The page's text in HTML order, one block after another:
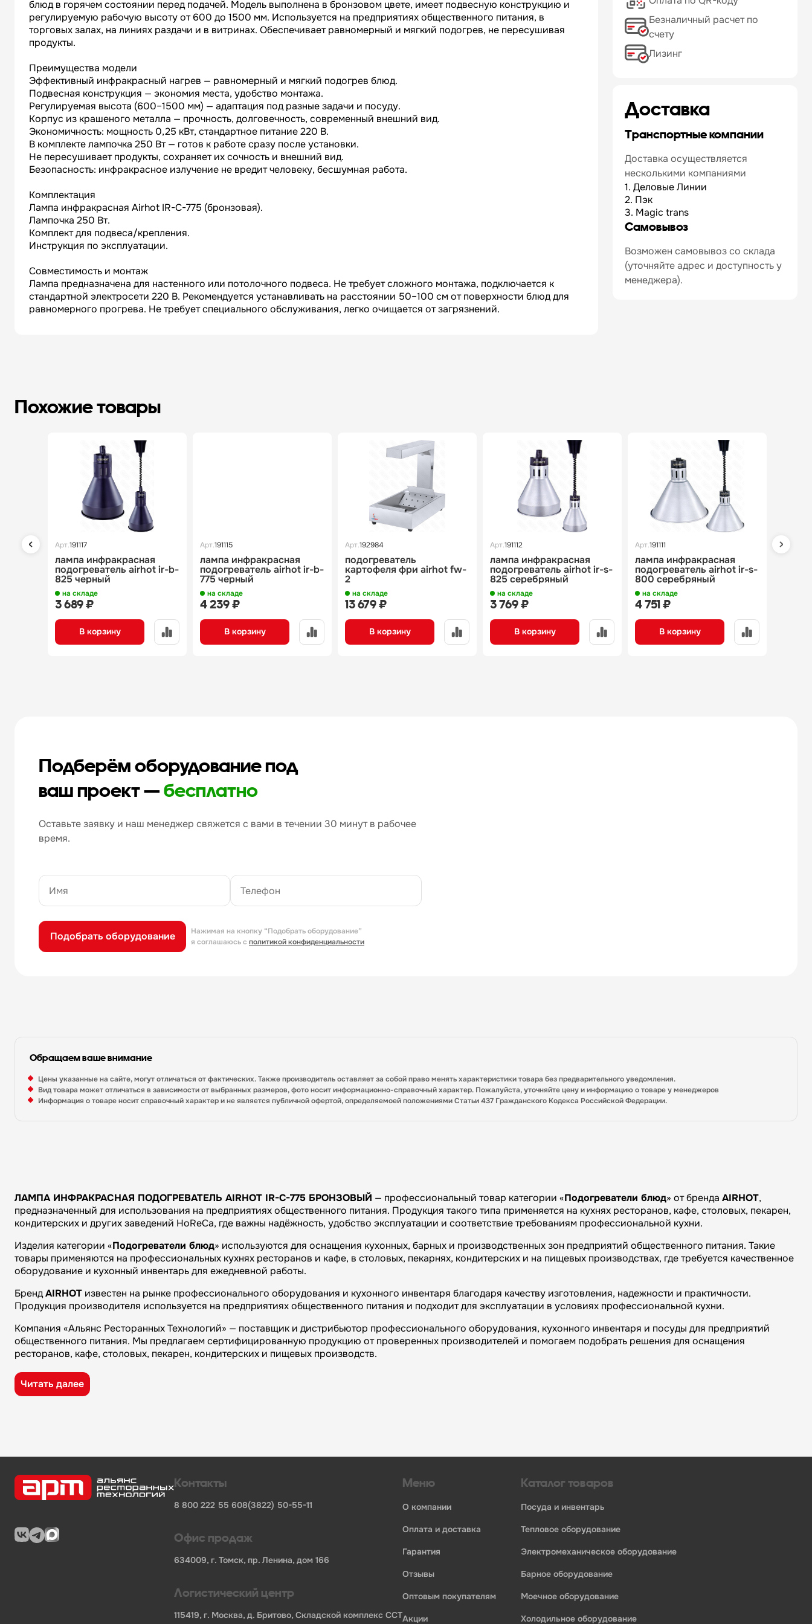
Безналичный расчет по
счету
Лизинг
Доставка
Транспортные компании
Доставка осуществляется
несколькими компаниями
1. Деловые Линии
2. Пэк
3. Magic trans
Самовывоз
Возможен самовывоз со склада
(уточняйте адрес и доступность у
менеджера).
блюд в горячем состоянии перед подачей. Модель выполнена в бронзовом цвете, имеет подвесную конструкцию и
регулируемую рабочую высоту от 600 до 1500 мм. Используется на предприятиях общественного питания, в
торговых залах, на линиях раздачи и в витринах. Обеспечивает равномерный и мягкий подогрев, не пересушивая
продукты.
Преимущества модели
Эффективный инфракрасный нагрев — равномерный и мягкий подогрев блюд.
Подвесная конструкция — экономия места, удобство монтажа.
Регулируемая высота (600–1500 мм) — адаптация под разные задачи и посуду.
Корпус из крашеного металла — прочность, долговечность, современный внешний вид.
Экономичность: мощность 0,25 кВт, стандартное питание 220 В.
В комплекте лампочка 250 Вт — готов к работе сразу после установки.
Не пересушивает продукты, сохраняет их сочность и внешний вид.
Безопасность: инфракрасное излучение не вредит человеку, бесшумная работа.
Комплектация
Лампа инфракрасная Airhot IR-C-775 (бронзовая).
Лампочка 250 Вт.
Комплект для подвеса/крепления.
Инструкция по эксплуатации.
Совместимость и монтаж
Лампа предназначена для настенного или потолочного подвеса. Не требует сложного монтажа, подключается к
стандартной электросети 220 В. Рекомендуется устанавливать на расстоянии 50–100 см от поверхности блюд для
равномерного прогрева. Не требует специального обслуживания, легко очищается от загрязнений.
Похожие товары
Арт.191117
лампа инфракрасная
подогреватель airhot ir-b-
825 черный
на складе
3 689 ₽
В корзину
Арт.191115
лампа инфракрасная
подогреватель airhot ir-b-
775 черный
на складе
4 239 ₽
В корзину
Арт.192984
подогреватель
картофеля фри airhot fw-
2
на складе
13 679 ₽
В корзину
Арт.191112
лампа инфракрасная
подогреватель airhot ir-s-
825 серебряный
на складе
3 769 ₽
В корзину
Арт.191111
лампа инфракрасная
подогреватель airhot ir-s-
800 серебряный
на складе
4 751 ₽
В корзину
Арт.
Подберём оборудование под
ваш проект —бесплатно
Оставьте заявку и наш менеджер свяжется с вами в течении 30 минут в рабочее
время.
Подобрать оборудование
Нажимая на кнопку “Подобрать оборудование”
я соглашаюсь с политикой конфиденциальности
Обращаем ваше внимание
Цены указанные на сайте, могут отличаться от фактических. Также производитель оставляет за собой право менять характеристики товара без предварительного уведомления.
Вид товара может отличаться в зависимости от выбранных размеров, фото носит информационно-справочный характер. Пожалуйста, уточняйте цену и информацию о товаре у менеджеров
Информация о товаре носит справочный характер и не является публичной офертой, определяемоей положениями Статьи 437 Гражданского Кодекса Российской Федерации.
ЛАМПА ИНФРАКРАСНАЯ ПОДОГРЕВАТЕЛЬ AIRHOT IR-C-775 БРОНЗОВЫЙ — профессиональный товар категории «Подогреватели блюд» от бренда AIRHOT,
предназначенный для использования на предприятиях общественного питания. Продукция такого типа применяется на кухнях ресторанов, кафе, столовых, пекарен,
кондитерских и других заведений HoReCa, где важны надёжность, удобство эксплуатации и соответствие требованиям профессиональной кухни.
Изделия категории «Подогреватели блюд» используются для оснащения кухонных, барных и производственных зон предприятий общественного питания. Такие
товары применяются на профессиональных кухнях ресторанов и кафе, в столовых, пекарнях, кондитерских и на пищевых производствах, где требуется качественное
оборудование и кухонный инвентарь для ежедневной работы.
БрендAIRHOT известен на рынке профессионального оборудования и кухонного инвентаря благодаря качеству изготовления, надежности и практичности.
Продукция производителя используется на предприятиях общественного питания и подходит для эксплуатации в условиях профессиональной кухни.
Компания «Альянс Ресторанных Технологий» — поставщик и дистрибьютор профессионального оборудования, кухонного инвентаря и посуды для предприятий
общественного питания. Мы предлагаем сертифицированную продукцию от проверенных производителей и помогаем подобрать решения для оснащения
ресторанов, кафе, столовых, пекарен, кондитерских и пищевых производств.
Преимущества компании «Альянс Ресторанных Технологий»:
широкий ассортимент оборудования, кухонного инвентаря и посуды для HoReCa
Бренд - AIRHOT
Высота БРУТТО, мм
Вес БРУТТО, кг
В нашем каталоге также представлены другие категории профессионального оборудования для оснащения предприятий общественного питания:
вакуумные упаковочные аппараты
Читать далее
Контакты
8 800 222 55 608(3822) 50-55-11
Офис продаж
634009, г. Томск, пр. Ленина, дом 166
Логистический центр
115419, г. Москва, д. Бритово, Складской комплекс ССТ
Меню
о компании
оплата и доставка
гарантия
отзывы
оптовым покупателям
акции
Каталог товаров
посуда и инвентарь
тепловое оборудование
электромеханическое оборудование
барное оборудование
моечное оборудование
холодильное оборудование